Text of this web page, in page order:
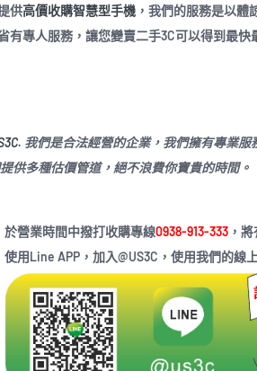
供高價收購智慧型手機 ，我們的服務是以體
有專人服務，讓您變賣二手3C可以得到最
我們是合法經營的企業，我們擁有專業
供多種估價管道，絕不浪費你寶貴的時間。
於營業時間中撥打收購專線0938-913-333 ，
使用Line APP，加入@US3C，使用我們的線